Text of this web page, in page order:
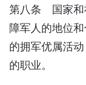
第八条 国家和
障军人的地位
的拥军优属活
的职业。